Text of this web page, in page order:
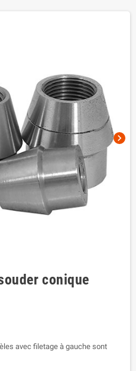
chevron_right
conique
avec filetage à gauche sont